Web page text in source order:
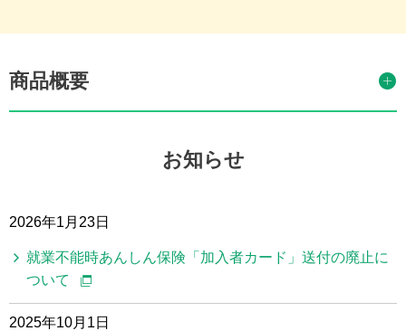
商品概要
お知らせ
2026年1月23日
就業不能時あんしん保険「加入者カード」送付の廃止に
ついて
2025年10月1日